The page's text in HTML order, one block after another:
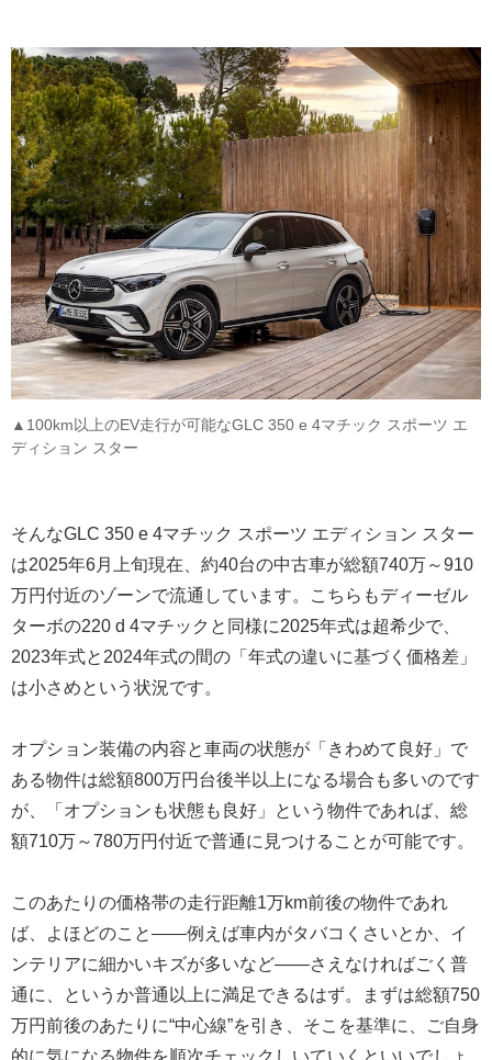
▲100km以上のEV走行が可能なGLC 350 e 4マチック スポーツ エ
ディション スター
そんなGLC 350 e 4マチック スポーツ エディション スター
は2025年6月上旬現在、約40台の中古車が総額740万～910
万円付近のゾーンで流通しています。こちらもディーゼル
ターボの220 d 4マチックと同様に2025年式は超希少で、
2023年式と2024年式の間の「年式の違いに基づく価格差」
は小さめという状況です。
オプション装備の内容と車両の状態が「きわめて良好」で
ある物件は総額800万円台後半以上になる場合も多いのです
が、「オプションも状態も良好」という物件であれば、総
額710万～780万円付近で普通に見つけることが可能です。
このあたりの価格帯の走行距離1万km前後の物件であれ
ば、よほどのこと――例えば車内がタバコくさいとか、イ
ンテリアに細かいキズが多いなど――さえなければごく普
通に、というか普通以上に満足できるはず。まずは総額750
万円前後のあたりに“中心線”を引き、そこを基準に、ご自身
的に気になる物件を順次チェックしいていくといいでしょ